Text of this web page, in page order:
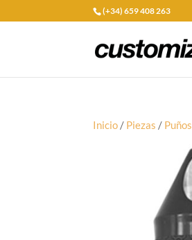
(+34) 659 408 263
Inicio / Piezas / Puños